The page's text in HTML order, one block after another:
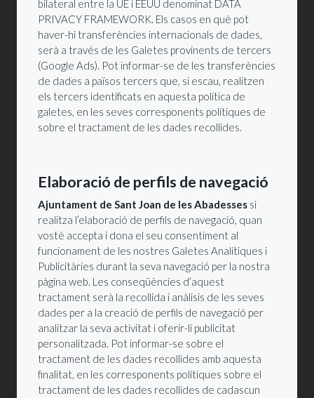
bilateral entre la UE i EEUU denominat DATA
PRIVACY FRAMEWORK. Els casos en què pot
haver-hi transferències internacionals de dades,
serà a través de les Galetes provinents de tercers
(Google Ads). Pot informar-se de les transferències
de dades a països tercers que, si escau, realitzen
els tercers identificats en aquesta política de
galetes, en les seves corresponents polítiques de
sobre el tractament de les dades recollides.
Elaboració de perfils de navegació
Ajuntament de Sant Joan de les Abadesses si
realitza l’elaboració de perfils de navegació, quan
vostè accepta i dona el seu consentiment al
funcionament de les nostres Galetes Analítiques i
Publicitàries durant la seva navegació per la nostra
pàgina web. Les conseqüències d’aquest
tractament serà la recollida i anàlisis de les seves
dades per a la creació de perfils de navegació per
analitzar la seva activitat i oferir-li publicitat
personalitzada. Pot informar-se sobre el
tractament de les dades recollides amb aquesta
finalitat, en les corresponents polítiques sobre el
tractament de les dades recollides de cadascun